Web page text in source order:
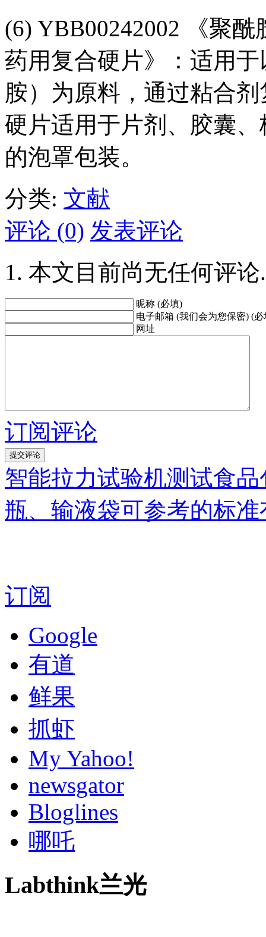
(6) YBB00242002 《聚
药用复合硬片》：适用
胺）为原料，通过粘合
硬片适用于片剂、胶囊
的泡罩包装。
分类: 文献
评论 (0) 发表评论
本文目前尚无任何评论.
昵称 (必填)
电子邮箱 (我们会为您保密) (必
网址
订阅评论
智能拉力试验机测试食
瓶、输液袋可参考的标
订阅
Google
有道
鲜果
抓虾
My Yahoo!
newsgator
Bloglines
哪吒
Labthink兰光